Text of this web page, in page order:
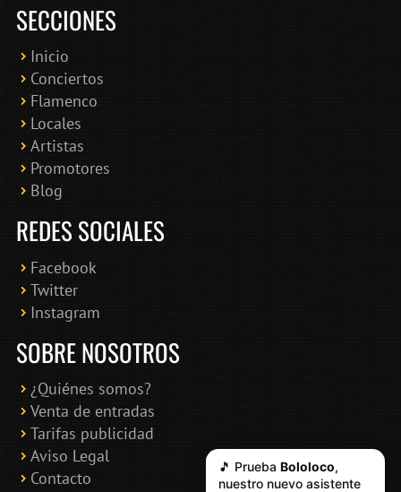
SECCIONES
Inicio
Conciertos
Flamenco
Locales
Artistas
Promotores
Blog
REDES SOCIALES
Facebook
Twitter
Instagram
SOBRE NOSOTROS
¿Quiénes somos?
Venta de entradas
Tarifas publicidad
Aviso Legal
Contacto
🎵 PruebaBololoco,
nuestro nuevo asistente